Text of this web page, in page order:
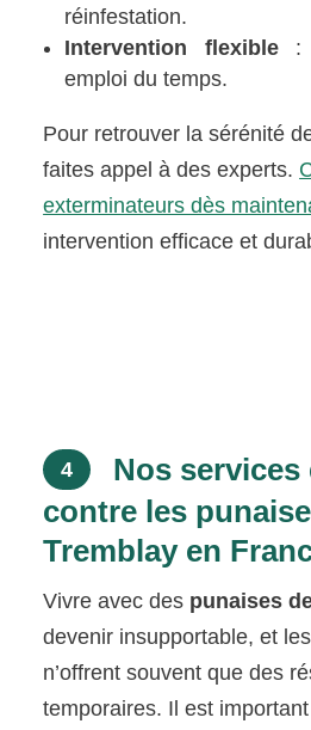
réinfestation.
Intervention flexible:
emploi du temps.
Pour retrouver la sérénité
faites appel à des experts.
exterminateurs dès
intervention efficace et
4
Nos services
contre les
Tremblay en
Vivre avec des punaises
devenir insupportable, et
n’offrent souvent que des
temporaires. Il est